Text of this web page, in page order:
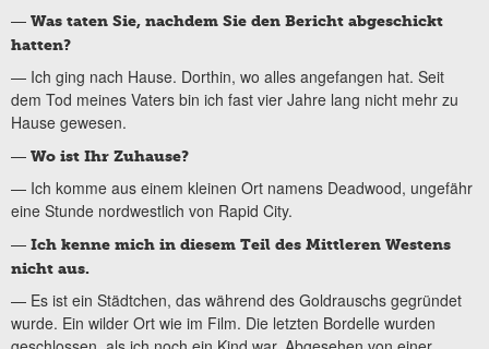
— Was taten Sie, nachdem Sie den Bericht abgeschickt
hatten?
— Ich ging nach Hause. Dorthin, wo alles angefangen hat. Seit
dem Tod meines Vaters bin ich fast vier Jahre lang nicht mehr zu
Hause gewesen.
— Wo ist Ihr Zuhause?
— Ich komme aus einem kleinen Ort namens Deadwood, ungefähr
eine Stunde nordwestlich von Rapid City.
— Ich kenne mich in diesem Teil des Mittleren Westens
nicht aus.
— Es ist ein Städtchen, das während des Goldrauschs gegründet
wurde. Ein wilder Ort wie im Film. Die letzten Bordelle wurden